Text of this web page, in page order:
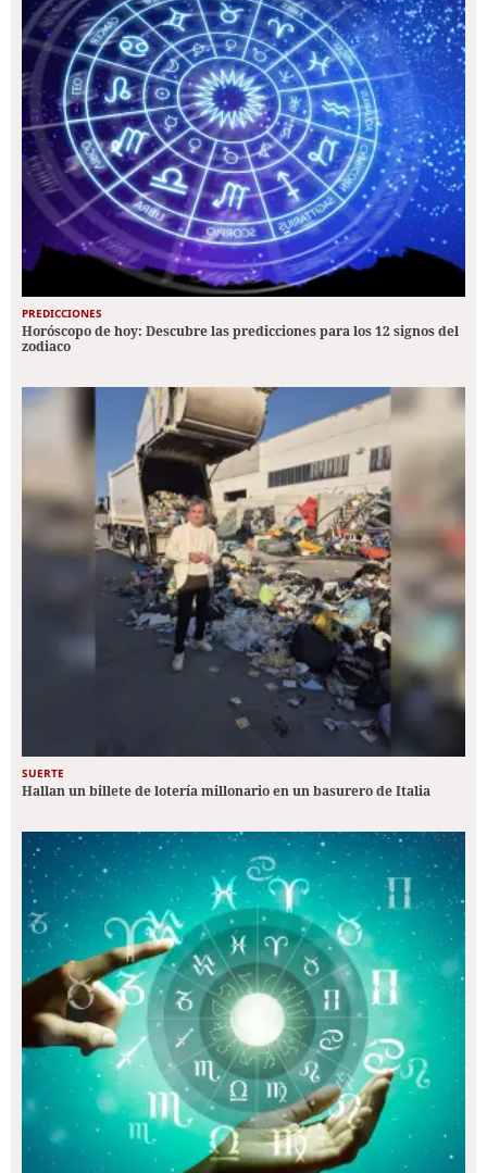
PREDICCIONES
Horóscopo de hoy: Descubre las predicciones para los 12 signos del
zodiaco
SUERTE
Hallan un billete de lotería millonario en un basurero de Italia